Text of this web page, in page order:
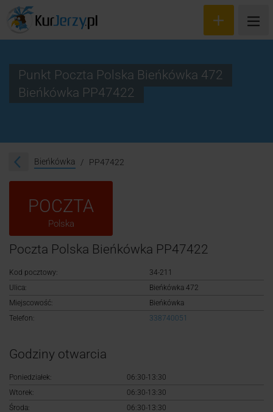
Śledzenie przesyłki
Logowanie
Punkt Poczta Polska Bieńkówka 472
Bieńkówka PP47422
Bieńkówka PP47422
POCZTA
Polska
Poczta Polska Bieńkówka PP47422
Kod pocztowy:
34-211
Ulica:
Bieńkówka 472
Miejscowość:
Bieńkówka
Telefon:
338740051
Godziny otwarcia
Poniedziałek:
06:30-13:30
Wtorek:
06:30-13:30
Środa:
06:30-13:30